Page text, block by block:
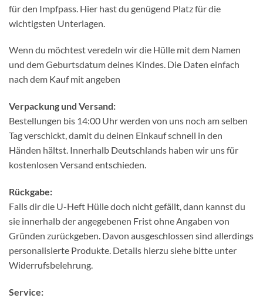
für den Impfpass. Hier hast du genügend Platz für die
wichtigsten Unterlagen.
Wenn du möchtest veredeln wir die Hülle mit dem Namen
und dem Geburtsdatum deines Kindes. Die Daten einfach
nach dem Kauf mit angeben
Verpackung und Versand:
Bestellungen bis 14:00 Uhr werden von uns noch am selben
Tag verschickt, damit du deinen Einkauf schnell in den
Händen hältst. Innerhalb Deutschlands haben wir uns für
kostenlosen Versand entschieden.
Rückgabe:
Falls dir die U-Heft Hülle doch nicht gefällt, dann kannst du
sie innerhalb der angegebenen Frist ohne Angaben von
Gründen zurückgeben. Davon ausgeschlossen sind allerdings
personalisierte Produkte. Details hierzu siehe bitte unter
Widerrufsbelehrung.
Service: